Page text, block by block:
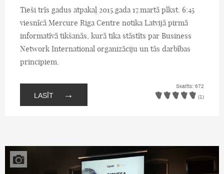
Tieši trīs gadus atpakaļ 2015.gada 17.martā plkst. 6:45
viesnīcā Mercure Riga Centre notika Latvijā pirmā
informatīvā tikšanās, kurā tika stāstīts par Business
Network International organizāciju un tās darbības
principiem.
LASĪT →
Skatīts: 672
(1)